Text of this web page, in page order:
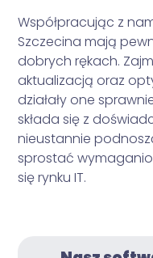
Współpracując z
Szczecina mają
dobrych rękach.
aktualizacją oraz
działały one
składa się z
nieustannie
sprostać
się rynku IT.